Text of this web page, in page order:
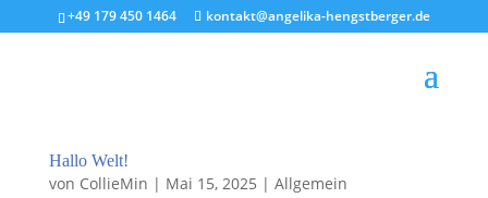
+49 179 450 1464 kontakt@angelika-hengstberger.de
Hallo Welt!
von CollieMin | Mai 15, 2025 | Allgemein